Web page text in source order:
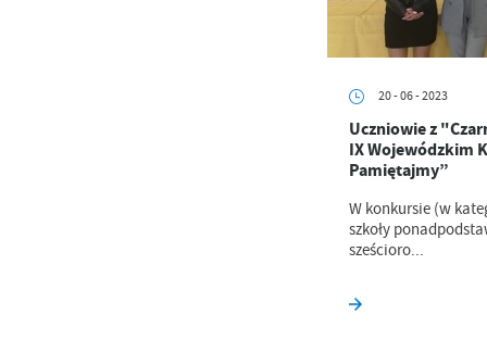
20 - 06 - 2023
Uczniowie z
IX Wojewódzkim
Pamiętajmy”
W konkursie (w
szkoły
sześcioro...